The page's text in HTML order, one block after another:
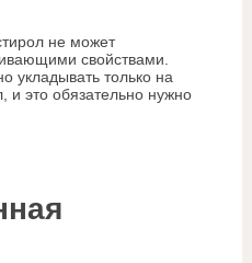
не может
свойствами.
укладывать только на
и это обязательно нужно